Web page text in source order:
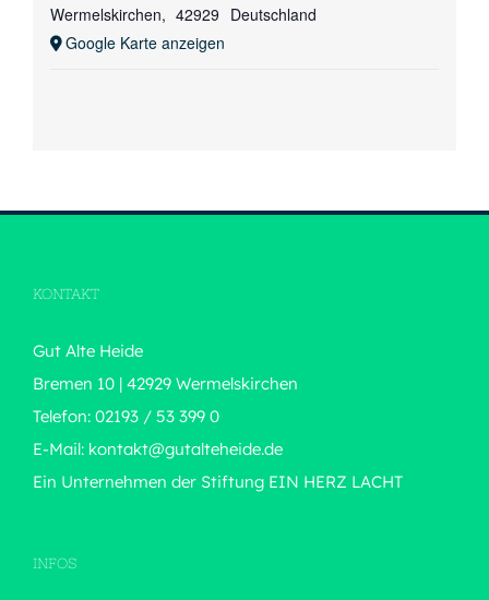
Wermelskirchen, 42929 Deutschland
Google Karte anzeigen
KONTAKT
Gut Alte Heide
Bremen 10 | 42929 Wermelskirchen
Telefon: 02193 / 53 399 0
E-Mail: kontakt@gutalteheide.de
Ein Unternehmen der Stiftung EIN HERZ LACHT
INFOS